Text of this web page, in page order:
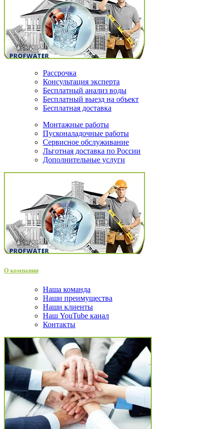
Рассрочка
Консультация эксперта
Бесплатный анализ воды
Бесплатный выезд на объект
Бесплатная доставка
Монтажные работы
Пусконаладочные работы
Сервисное обслуживание
Льготная доставка по России
Дополнительные услуги
О компании
Наша команда
Наши преимущества
Наши клиенты
Наш YouTube канал
Контакты